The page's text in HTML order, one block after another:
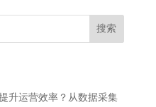
搜索
升运营效率？从数据采集